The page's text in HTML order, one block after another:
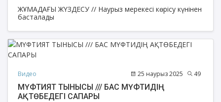
ЖҰМАДАҒЫ ЖҮЗДЕСУ // Наурыз мерекесі көрісу күнінен
басталады
Видео 25 наурыз 2025 49
МҮФТИЯТ ТЫНЫСЫ /// БАС МҮФТИДІҢ
АҚТӨБЕДЕГІ САПАРЫ